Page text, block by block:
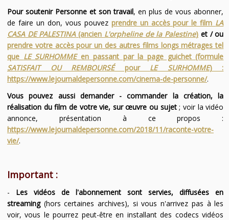
Pour soutenir Personne et son travail, en plus de vous abonner,
de faire un don, vous pouvez prendre un accès pour le film LA
CASA DE PALESTINA(ancien L'orpheline de la Palestine) et / ou
prendre votre accès pour un des autres films longs métrages tel
que LE SURHOMMEen passant par la page guichet (formule
SATISFAIT OU REMBOURSÉpour LE SURHOMME) :
https://www.lejournaldepersonne.com/cinema-de-personne/.
Vous pouvez aussi demander - commander la création, la
réalisation du film de votre vie, sur œuvre ou sujet; voir la vidéo
annonce, présentation à ce propos :
https://www.lejournaldepersonne.com/2018/11/raconte-votre-
vie/.
Important :
- Les vidéos de l'abonnement sont servies, diffusées en
streaming(hors certaines archives), si vous n'arrivez pas à les
voir, vous le pourrez peut-être en installant des codecs vidéos